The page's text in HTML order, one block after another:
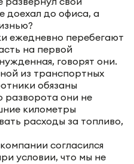
доехал до офиса, а
ежедневно перебегают
на первой
говорят они.
из транспортных
обязаны
разворота они не
километры
расходы за топливо,
согласился
условии, что мы не